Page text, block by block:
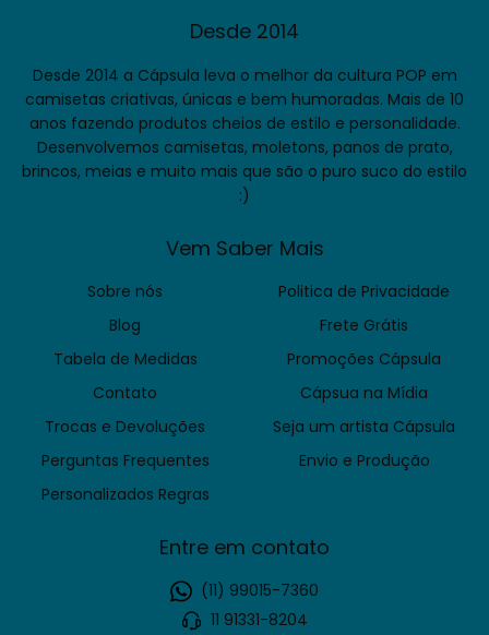
Desde 2014
Desde 2014 a Cápsula leva o melhor da cultura POP em
camisetas criativas, únicas e bem humoradas. Mais de 10
anos fazendo produtos cheios de estilo e personalidade.
Desenvolvemos camisetas, moletons, panos de prato,
brincos, meias e muito mais que são o puro suco do estilo
:)
Vem Saber Mais
Sobre nós
Blog
Tabela de Medidas
Contato
Trocas e Devoluções
Perguntas Frequentes
Personalizados Regras
Politica de Privacidade
Frete Grátis
Promoções Cápsula
Cápsua na Mídia
Seja um artista Cápsula
Envio e Produção
Entre em contato
(11) 99015-7360
11 91331-8204